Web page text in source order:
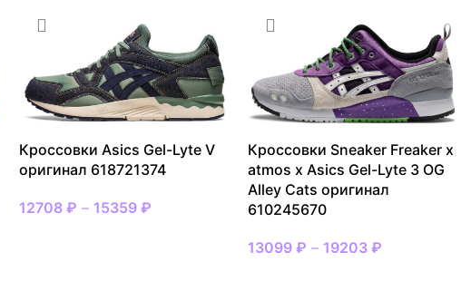
Кроссовки Asics Gel-Lyte V
оригинал 618721374
12708₽ – 15359₽
Кроссовки Sneaker Freaker x
atmos x Asics Gel-Lyte 3 OG
Alley Cats оригинал
610245670
13099 ₽ – 19203 ₽